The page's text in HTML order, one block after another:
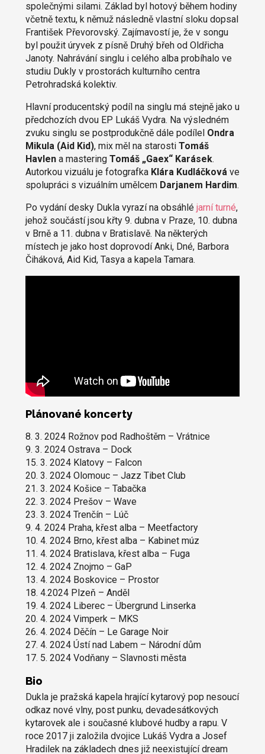
společnými silami. Základ byl hotový během hodiny
včetně textu, k němuž následně vlastní sloku dopsal
František Převorovský. Zajímavostí je, že v songu
byl použit úryvek z písně Druhý břeh od Oldřicha
Janoty. Nahrávání singlu i celého alba probíhalo ve
studiu Dukly v prostorách kulturního centra
Petrohradská kolektiv.
Hlavní producentský podíl na singlu má stejně jako u
předchozích dvou EP Lukáš Vydra. Na výsledném
zvuku singlu se postprodukčně dále podílel Ondra
Mikula (Aid Kid), mix měl na starosti Tomáš
Havlena mastering Tomáš „Gaex“ Karásek.
Autorkou vizuálu je fotografkaKlára Kudláčkováve
spolupráci s vizuálním umělcem Darjanem Hardim.
Po vydání desky Dukla vyrazí na obsáhlé jarní turné,
jehož součástí jsou křty 9. dubna v Praze, 10. dubna
v Brně a 11. dubna v Bratislavě. Na některých
místech je jako host doprovodí Anki, Dné, Barbora
Čiháková, Aid Kid, Tasya a kapela Tamara.
Plánované koncerty
8. 3. 2024 Rožnov pod Radhoštěm – Vrátnice
9. 3. 2024 Ostrava – Dock
15. 3. 2024 Klatovy – Falcon
20. 3. 2024 Olomouc – Jazz Tibet Club
21. 3. 2024 Košice – Tabačka
22. 3. 2024 Prešov – Wave
23. 3. 2024 Trenčín – Lúč
9. 4. 2024 Praha, křest alba – Meetfactory
10. 4. 2024 Brno, křest alba – Kabinet múz
11. 4. 2024 Bratislava, křest alba – Fuga
12. 4. 2024 Znojmo – GaP
13. 4. 2024 Boskovice – Prostor
18. 4.2024 Plzeň – Anděl
19. 4. 2024 Liberec – Übergrund Linserka
20. 4. 2024 Vimperk – MKS
26. 4. 2024 Děčín – Le Garage Noir
27. 4. 2024 Ústí nad Labem – Národní dům
17. 5. 2024 Vodňany – Slavnosti města
Bio
Dukla je pražská kapela hrající kytarový pop nesoucí
odkaz nové vlny, post punku, devadesátkových
kytarovek ale i současné klubové hudby a rapu. V
roce 2017 ji založila dvojice Lukáš Vydra a Josef
Hradilek na základech dnes již neexistující dream